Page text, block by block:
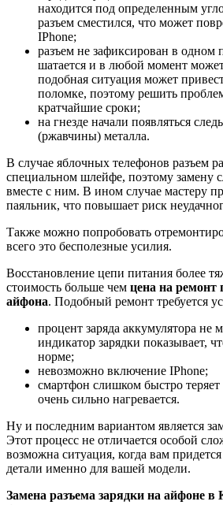
находится под определенным
разъем сместился, что может
IPhone;
разъем не зафиксирован в одном
шатается и в любой момент
подобная ситуация может
поломке, поэтому решить
кратчайшие сроки;
на гнезде начали появляться
(ржавчины) металла.
В случае яблочных телефонов разъем
специальном шлейфе, поэтому замену
вместе с ним. В ином случае мастеру
паяльник, что повышает риск
Также можно попробовать
всего это бесполезные усилия.
Восстановление цепи питания более
стоимость больше чем цена на ремонт
айфона. Подобный ремонт требуется
процент заряда аккумулятора не
индикатор зарядки показывает,
норме;
невозможно включение IPhone;
смартфон слишком быстро
очень сильно нагревается.
Ну и последним вариантом является
Этот процесс не отличается особой
возможна ситуация, когда вам
детали именно для вашей модели.
Замена разъема зарядки на айфоне в